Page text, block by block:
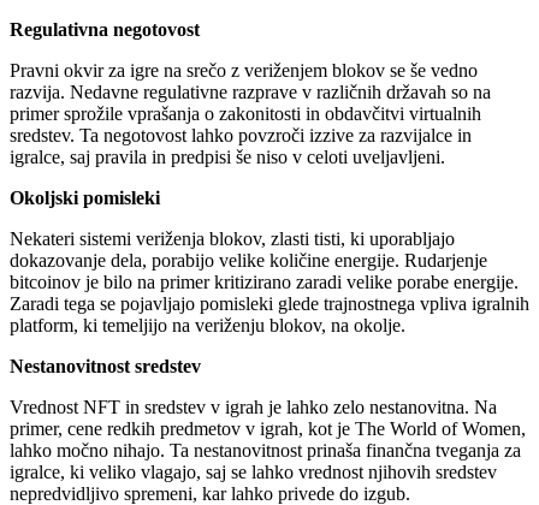
Regulativna negotovost
Pravni okvir za igre na srečo z veriženjem blokov se še vedno
razvija. Nedavne regulativne razprave v različnih državah so na
primer sprožile vprašanja o zakonitosti in obdavčitvi virtualnih
sredstev. Ta negotovost lahko povzroči izzive za razvijalce in
igralce, saj pravila in predpisi še niso v celoti uveljavljeni.
Okoljski pomisleki
Nekateri sistemi veriženja blokov, zlasti tisti, ki uporabljajo
dokazovanje dela, porabijo velike količine energije. Rudarjenje
bitcoinov je bilo na primer kritizirano zaradi velike porabe energije.
Zaradi tega se pojavljajo pomisleki glede trajnostnega vpliva igralnih
platform, ki temeljijo na veriženju blokov, na okolje.
Nestanovitnost sredstev
Vrednost NFT in sredstev v igrah je lahko zelo nestanovitna. Na
primer, cene redkih predmetov v igrah, kot je The World of Women,
lahko močno nihajo. Ta nestanovitnost prinaša finančna tveganja za
igralce, ki veliko vlagajo, saj se lahko vrednost njihovih sredstev
nepredvidljivo spremeni, kar lahko privede do izgub.